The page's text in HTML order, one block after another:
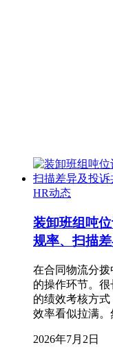
HR动态
装卸班组吨
规率、扫描
在合同物流分
的操作环节。
的绩效考核方
效率看似拉满
2026年7月2日